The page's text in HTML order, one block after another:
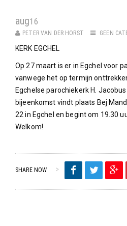
aug16
PETER VAN DER HORST GEEN
KERK EGCHEL
Op 27 maart is er in Egchel voor
vanwege het op termijn
Egchelse parochiekerk H.
bijeenkomst vindt plaats Bej
22 in Egchel en begint om 19.30
Welkom!
SHARE NOW